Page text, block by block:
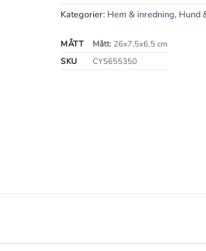
Kategorier: Hem & inredning, Hund
MÅTT Mått:26x7,5x6,5 cm
SKU
CY5655350